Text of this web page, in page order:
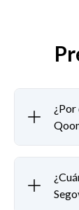
¿Por